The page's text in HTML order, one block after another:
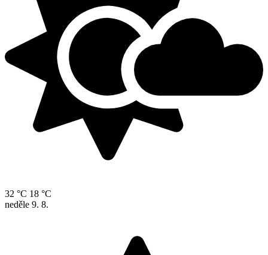
32 °C 18 °C
neděle 9. 8.